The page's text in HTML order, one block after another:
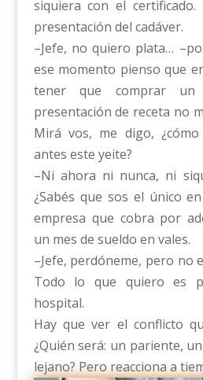
siquiera con el certificado.
presentación del cadáver.
–Jefe, no quiero plata…
ese momento pienso que
tener que comprar
presentación de receta no
Mirá vos, me digo,
antes este yeite?
–Ni ahora ni nunca, ni
¿Sabés que sos el único
empresa que cobra por
un mes de sueldo en vales.
–Jefe, perdóneme, pero no
Todo lo que quiero es
hospital.
Hay que ver el conflicto
¿Quién será: un pariente,
lejano? Pero reacciona a